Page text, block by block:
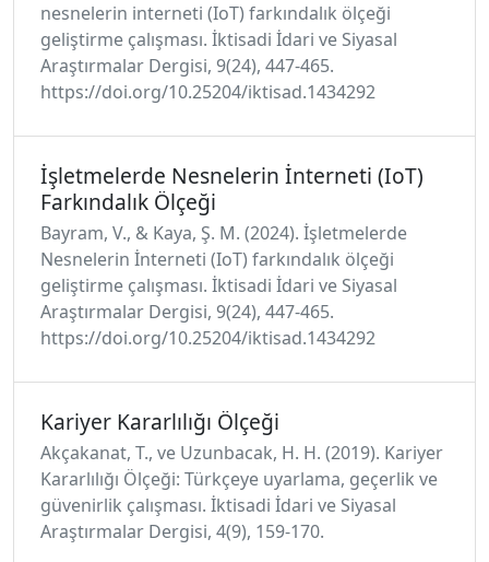
nesnelerin interneti (IoT) farkındalık ölçeği
geliştirme çalışması. İktisadi İdari ve Siyasal
Araştırmalar Dergisi, 9(24), 447-465.
https://doi.org/10.25204/iktisad.1434292
İşletmelerde Nesnelerin İnterneti (IoT)
Farkındalık Ölçeği
Bayram, V., & Kaya, Ş. M. (2024). İşletmelerde
Nesnelerin İnterneti (IoT) farkındalık ölçeği
geliştirme çalışması. İktisadi İdari ve Siyasal
Araştırmalar Dergisi, 9(24), 447-465.
https://doi.org/10.25204/iktisad.1434292
Kariyer Kararlılığı Ölçeği
Akçakanat, T., ve Uzunbacak, H. H. (2019). Kariyer
Kararlılığı Ölçeği: Türkçeye uyarlama, geçerlik ve
güvenirlik çalışması. İktisadi İdari ve Siyasal
Araştırmalar Dergisi, 4(9), 159-170.